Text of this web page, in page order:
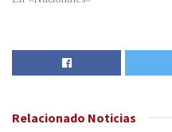
Relacionado Noticias